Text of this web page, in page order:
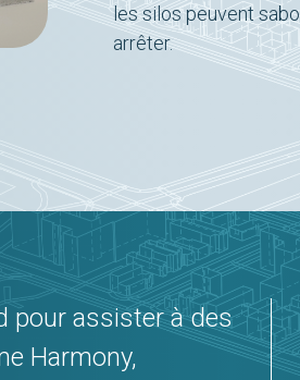
les silos peuvent
arrêter.
pour assister à des
Harmony,